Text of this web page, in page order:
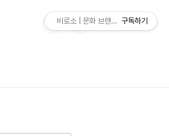
비로소 | 문화 브랜드 연구소
구독하기